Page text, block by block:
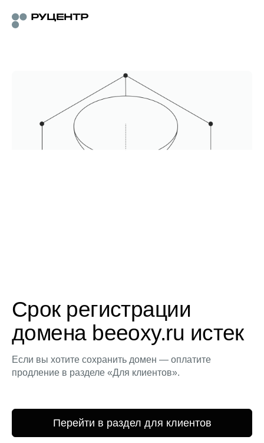
Срок регистрации
домена beeoxy.ru истек
Если вы хотите сохранить домен — оплатите
продление в разделе «Для клиентов».
Перейти в раздел для клиентов